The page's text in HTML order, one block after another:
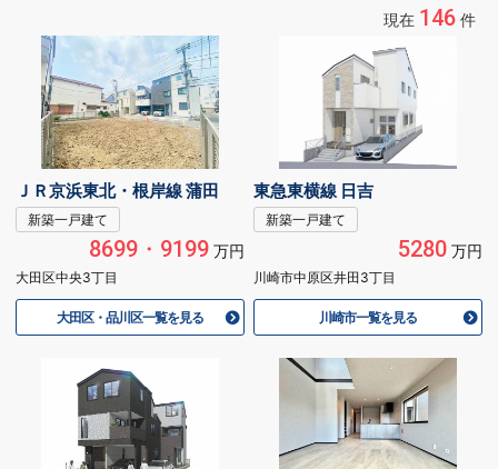
現在 146 件
ＪＲ京浜東北・根岸線 蒲田
新築一戸建て
8699・9199万円
大田区中央3丁目
大田区・品川区一覧を見る
東急東横線 日吉
新築一戸建て
5280万円
川崎市中原区井田3丁目
川崎市一覧を見る